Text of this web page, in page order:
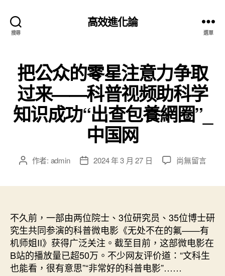
搜尋
高效進化論
選單
把公众的零星注意力争取
过来——科普视频助科学
知识成功“出查包養網圈”_
中国网
文 作者: admin
文
期
2024 年 3 月 27 日
在
零
星
注
意
力
争
尚無留言
不久前，一部由两位院士、3位研究员、35位博士研
究生共同参演的科普微电影《无处不在的氟——有
机师姐II》获得广泛关注。截至目前，这部微电影在
B站的播放量已超50万。不少网友评价道：“文科生
也能看，很有意思”“非常好的科普电影”……